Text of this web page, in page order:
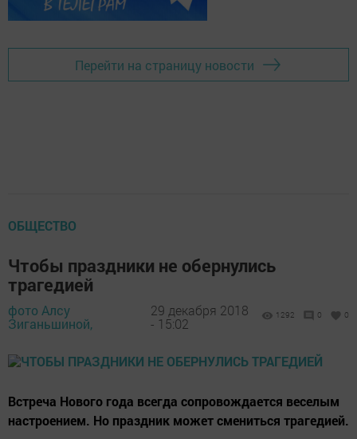
Перейти на страницу новости
ОБЩЕСТВО
Чтобы праздники не обернулись
трагедией
фото Алсу
Зиганьшиной,
29 декабря 2018
- 15:02
1292 0 0
Встреча Нового года всегда сопровождается веселым
настроением. Но праздник может смениться трагедией.